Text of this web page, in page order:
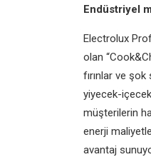
Endüstriyel
Electrolux
olan
fırınlar ve şok
yiyecek-
müşterilerin
enerji
avantaj